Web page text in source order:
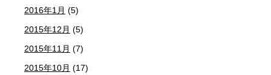
2016年1月 (5)
2015年12月 (5)
2015年11月 (7)
2015年10月 (17)